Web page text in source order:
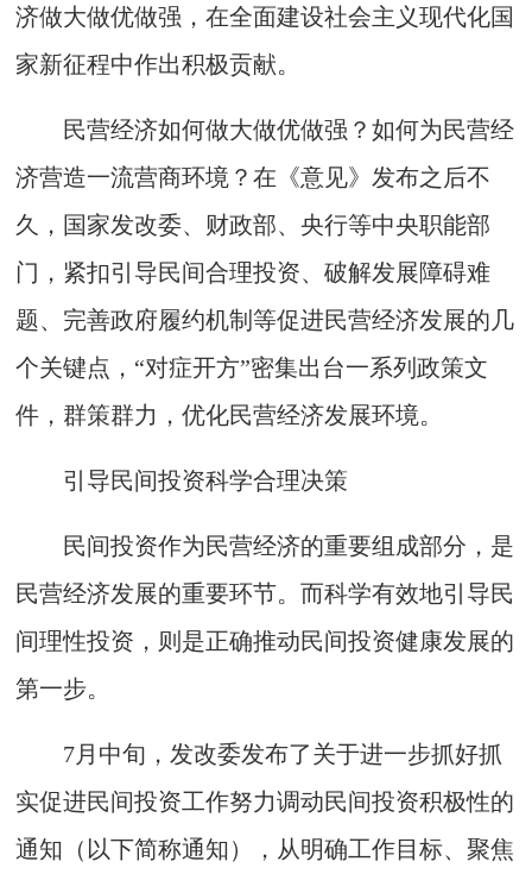
济做大做优做强，在全面建设社会主义现代化国
家新征程中作出积极贡献。
民营经济如何做大做优做强？如何为民营经
济营造一流营商环境？在《意见》发布之后不
久，国家发改委、财政部、央行等中央职能部
门，紧扣引导民间合理投资、破解发展障碍难
题、完善政府履约机制等促进民营经济发展的几
个关键点，“对症开方”密集出台一系列政策文
件，群策群力，优化民营经济发展环境。
引导民间投资科学合理决策
民间投资作为民营经济的重要组成部分，是
民营经济发展的重要环节。而科学有效地引导民
间理性投资，则是正确推动民间投资健康发展的
第一步。
7月中旬，发改委发布了关于进一步抓好抓
实促进民间投资工作努力调动民间投资积极性的
通知（以下简称通知），从明确工作目标、聚焦